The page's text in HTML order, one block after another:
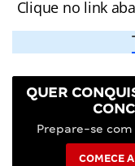
Clique no link
QUER
Prepare-se
COMECE